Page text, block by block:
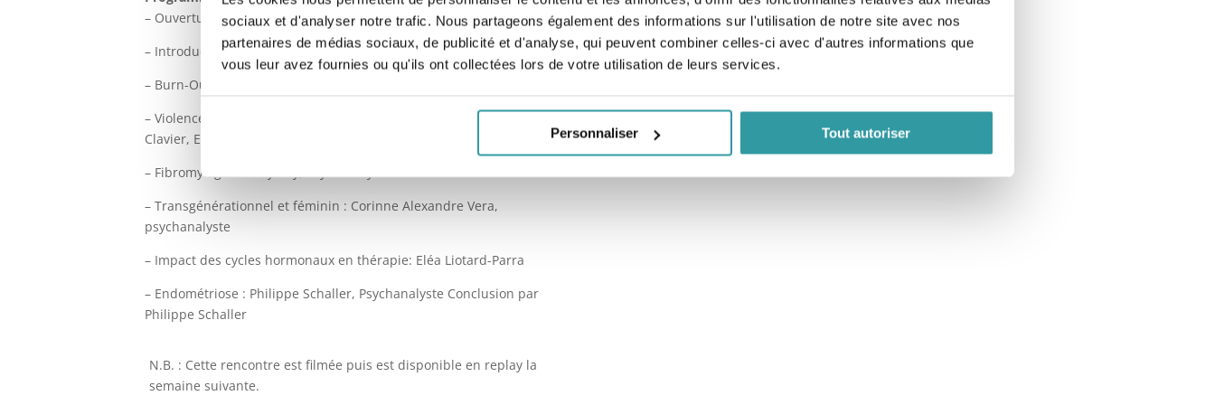
sociaux et d'analyser notre trafic. Nous partageons également des informations sur l'utilisation de notre site avec nos
partenaires de médias sociaux, de publicité et d'analyse, qui peuvent combiner celles-ci avec d'autres informations que
vous leur avez fournies ou qu'ils ont collectées lors de votre utilisation de leurs services.
Personnaliser Tout autoriser
– Ouverture et présentation : Dr Pierre Boquel
– Introduction : Eléa Liotard-Parra
– Burn-Out et rôles genrés : Aline Lenoir
– Violences sexuelles et Psychosomatique relationnelle: Anabelle
Clavier, Eléa Liotard-Parra, et Pierre Boquel
– Fibromyalgie : Anny Rey, Psychanalyste
– Transgénérationnel et féminin : Corinne Alexandre Vera,
psychanalyste
– Impact des cycles hormonaux en thérapie: Eléa Liotard-Parra
– Endométriose : Philippe Schaller, Psychanalyste Conclusion par
Philippe Schaller
N.B. : Cette rencontre est filmée puis est disponible en replay la
semaine suivante.